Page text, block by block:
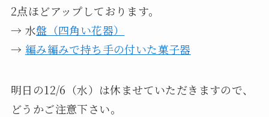
2点ほどアップしております。
→ 水盤（四角い花器）
→ 編み編みで持ち手の付いた菓子器
明日の12/6（水）は休ませていただきますので、
どうかご注意下さい。